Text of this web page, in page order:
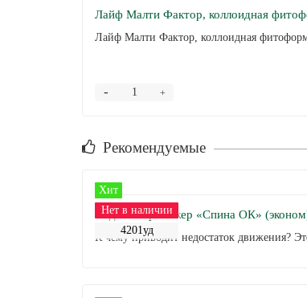
Лайф Малти Фактор, коллоидная
Лайф Малти Фактор, коллоидная
+
-
Рекомендуемые
Хит
Нет в наличии
4201уд
Сиденье-тренажер «Спина ОК»
К чему приводит недостаток движения?